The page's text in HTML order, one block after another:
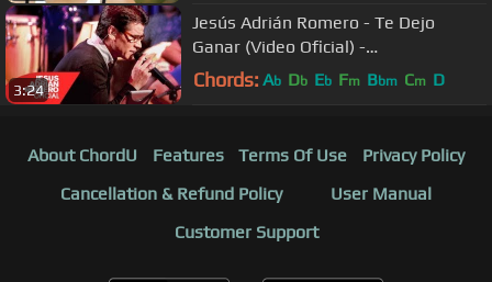
3:24
Jesús Adrián Romero - Te Dejo
Ganar (Video Oficial) -
#SoplandoVida
Chords: Ab Db Eb Fm Bbm Cm D
About ChordU Features Terms Of Use
Privacy Policy
Cancellation & Refund Policy
User Manual
Customer Support